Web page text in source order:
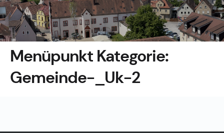
Menüpunkt Kategorie:
Gemeinde-_Uk-2